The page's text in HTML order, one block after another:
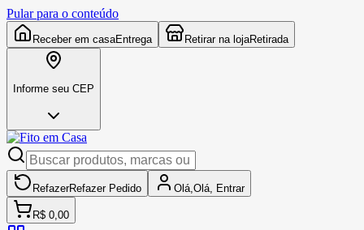
Pular para o conteúdo
Receber em casaEntrega Retirar na lojaRetirada
Informe seu CEP
RefazerRefazer Pedido Olá, Olá, Entrar
R$ 0,00